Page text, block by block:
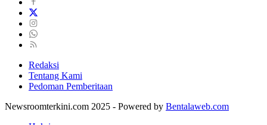
Redaksi
Tentang Kami
Pedoman Pemberitaan
Newsroomterkini.com 2025 - Powered by Bentalaweb.com